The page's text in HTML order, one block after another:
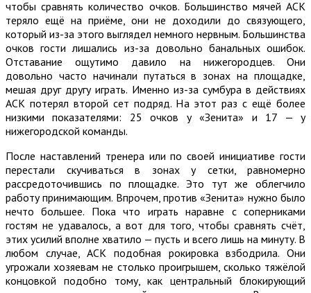
чтобы сравнять количество очков. Большинство мячей АСК
теряло ещё на приёме, они не доходили до связующего,
который из-за этого выглядел немного нервным. Большинства
очков гости лишались из-за довольно банальных ошибок.
Отставание ощутимо давило на нижегородцев. Они
довольно часто начинали путаться в зонах на площадке,
мешая друг другу играть. Именно из-за сумбура в действиях
АСК потерял второй сет подряд. На этот раз с ещё более
низкими показателями: 25 очков у «Зенита» и 17 — у
нижегородской команды.
После наставлений тренера или по своей инициативе гости
перестали скучиваться в зонах у сетки, равномерно
рассредоточившись по площадке. Это тут же облегчило
работу принимающим. Впрочем, против «Зенита» нужно было
нечто большее. Пока что играть наравне с соперниками
гостям не удавалось, а вот для того, чтобы сравнять счёт,
этих усилий вполне хватило — пусть и всего лишь на минуту. В
любом случае, АСК подобная рокировка взбодрила. Они
угрожали хозяевам не столько проигрышем, сколько тяжёлой
концовкой подобно тому, как центральный блокирующий